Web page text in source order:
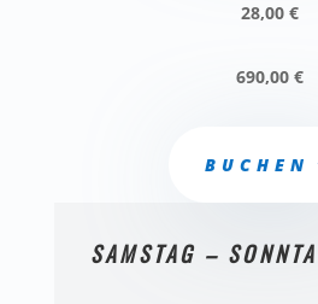
28,00 €
690,00 €
BUCHEN
SAMSTAG –